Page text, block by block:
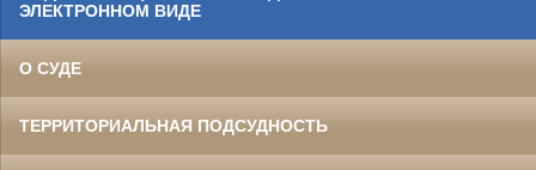
ЭЛЕКТРОННОМ ВИДЕ
О СУДЕ
ТЕРРИТОРИАЛЬНАЯ ПОДСУДНОСТЬ